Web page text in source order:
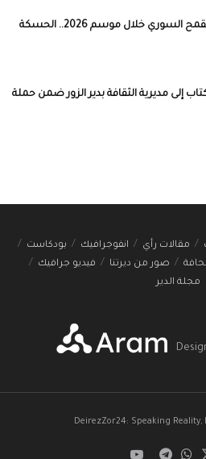
قفزة في إنتاج القمح السوري خلال موسم 2026.. الحسكة
كتاب إلى مديرية الثقافة بدير الزور ضمن حملة
مقالات رأي انفوجرافيك
بودكاست
صور من ديرتنا
فيديو جرافيك
مجلة الدير
DeirezZor24: Speaking Reality,